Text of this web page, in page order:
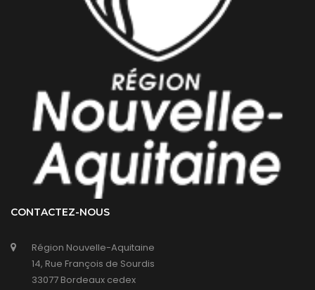
CONTACTEZ-NOUS
Région Nouvelle-Aquitaine
14, Rue François de Sourdis
33077 Bordeaux cedex